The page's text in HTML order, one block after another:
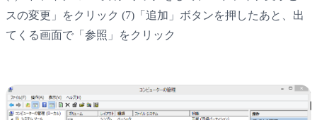
スの変更」をクリック (7)「追加」ボタンを押したあと、出
てくる画面で「参照」をクリック